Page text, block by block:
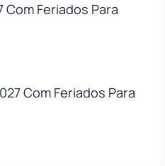
Feriados Para
Com Feriados Para